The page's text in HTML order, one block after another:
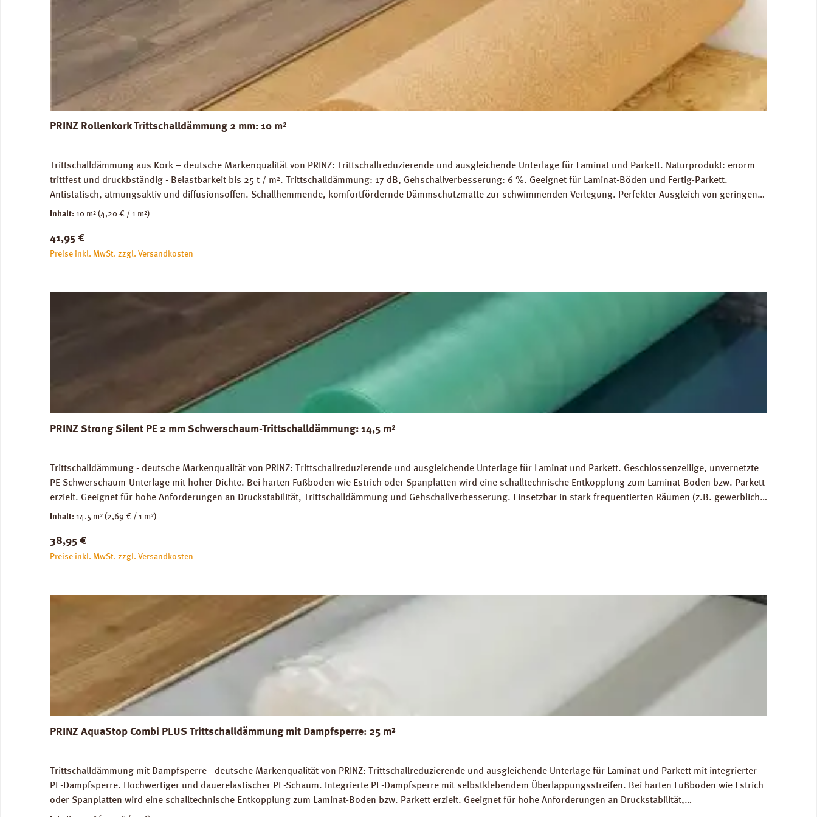
PRINZ Rollenkork Trittschalldämmung 2 mm: 10 m²
Trittschalldämmung aus Kork – deutsche Markenqualität von PRINZ: Trittschallreduzierende und ausgleichende Unterlage für Laminat und Parkett. Naturprodukt: enorm
trittfest und druckbständig - Belastbarkeit bis 25 t / m². Trittschalldämmung: 17 dB, Gehschallverbesserung: 6 %. Geeignet für Laminat-Böden und Fertig-Parkett.
Antistatisch, atmungsaktiv und diffusionsoffen. Schallhemmende, komfortfördernde Dämmschutzmatte zur schwimmenden Verlegung. Perfekter Ausgleich von geringen
Bodenunebenheiten. Bei harten Fußboden wie Estrich, Spanplatten, Dielenbolen etc. wird durch die Kork-Dämmung eine hervorragende schalltechnische Entkopplung zum
Rollenkork
Inhalt: 10 m² (4,20 € / 1 m²)
Regulärer Preis:
41,95 €
Preise inkl. MwSt. zzgl. Versandkosten
PRINZ Strong Silent PE 2 mm Schwerschaum-Trittschalldämmung: 14,5 m²
Trittschalldämmung - deutsche Markenqualität von PRINZ: Trittschallreduzierende und ausgleichende Unterlage für Laminat und Parkett. Geschlossenzellige, unvernetzte
PE-Schwerschaum-Unterlage mit hoher Dichte. Bei harten Fußboden wie Estrich oder Spanplatten wird eine schalltechnische Entkopplung zum Laminat-Boden bzw. Parkett
erzielt. Geeignet für hohe Anforderungen an Druckstabilität, Trittschalldämmung und Gehschallverbesserung. Einsetzbar in stark frequentierten Räumen (z.B. gewerblich
genutze Flächen) und im Objektbereich. Für die Verlegung auf Warmwasser-Fussbodenheizungen geeignet. Perfekter Ausgleich von Bodenunebenheiten bis zu 1 mm.
unbedenklich. Verfügbare Downloads: Datenblatt PRINZ Strong Silent Verlegeanleitung PRINZ Strong Silent
Inhalt: 14.5 m² (2,69 € / 1 m²)
Regulärer Preis:
38,95 €
Preise inkl. MwSt. zzgl. Versandkosten
PRINZ AquaStop Combi PLUS Trittschalldämmung mit Dampfsperre: 25 m²
Trittschalldämmung mit Dampfsperre - deutsche Markenqualität von PRINZ: Trittschallreduzierende und ausgleichende Unterlage für Laminat und Parkett mit integrierter
PE-Dampfsperre. Hochwertiger und dauerelastischer PE-Schaum. Integrierte PE-Dampfsperre mit selbstklebendem Überlappungsstreifen. Bei harten Fußboden wie Estrich
oder Spanplatten wird eine schalltechnische Entkopplung zum Laminat-Boden bzw. Parkett erzielt. Geeignet für hohe Anforderungen an Druckstabilität,